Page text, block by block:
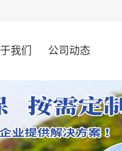
我们 公司动态